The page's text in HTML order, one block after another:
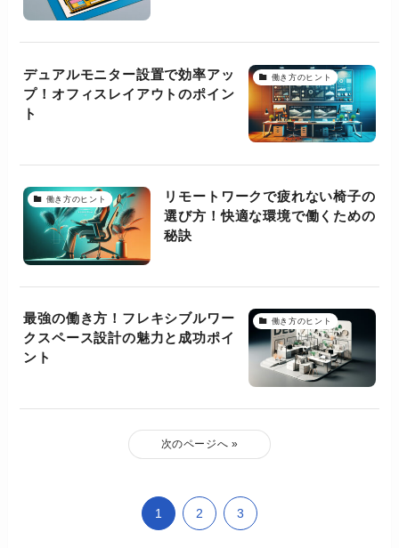
働き方のヒント
デュアルモニター設置で効率アッ
プ！オフィスレイアウトのポイン
ト
働き方のヒント
リモートワークで疲れない椅子の
選び方！快適な環境で働くための
秘訣
働き方のヒント
最強の働き方！フレキシブルワー
クスペース設計の魅力と成功ポイ
ント
次のページへ »
1 2 3